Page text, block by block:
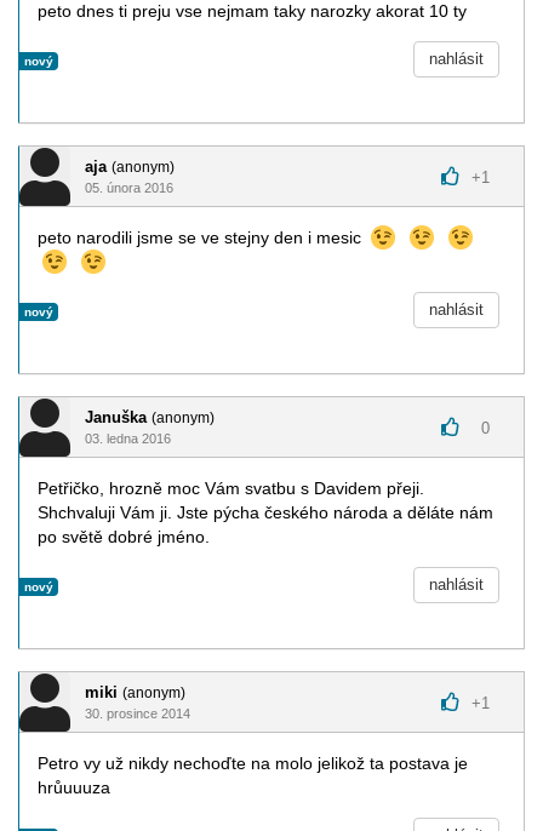
peto dnes ti preju vse nejmam taky narozky akorat 10 ty
nový nahlásit
aja (anonym)
05. února 2016
+1
peto narodili jsme se ve stejny den i mesic
nový nahlásit
Januška (anonym)
03. ledna 2016
0
Petřičko, hrozně moc Vám svatbu s Davidem přeji.
Shchvaluji Vám ji. Jste pýcha českého národa a děláte nám
po světě dobré jméno.
nový nahlásit
miki (anonym)
30. prosince 2014
+1
Petro vy už nikdy nechoďte na molo jelikož ta postava je
hrůuuuza